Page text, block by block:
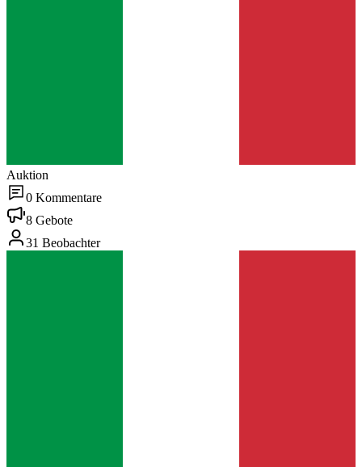
Auktion
0 Kommentare
8 Gebote
31 Beobachter